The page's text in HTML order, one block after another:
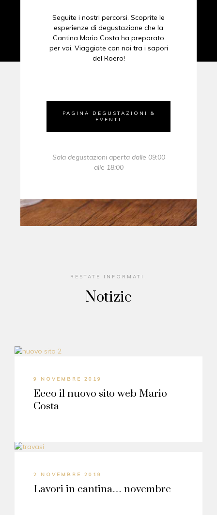
Seguite i nostri percorsi. Scoprite le
esperienze di degustazione che la
Cantina Mario Costa ha preparato
per voi. Viaggiate con noi tra i sapori
del Roero!
PAGINA DEGUSTAZIONI &
EVENTI
Sala degustazioni aperta dalle 09:00
alle 18:00
RESTATE INFORMATI.
Notizie
9 NOVEMBRE 2019
Ecco il nuovo sito web Mario
Costa
2 NOVEMBRE 2019
Lavori in cantina… novembre